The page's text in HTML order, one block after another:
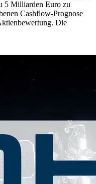
5 Milliarden Euro zu
Cashflow-Prognose
Die